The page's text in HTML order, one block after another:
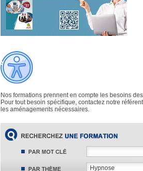
Nos formations prennent en compte les besoins
Pour tout besoin spécifique, contactez notre
les aménagements nécessaires.